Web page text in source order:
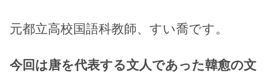
元都立高校国語科教師、すい喬です。
今回は唐を代表する文人であった韓愈の文